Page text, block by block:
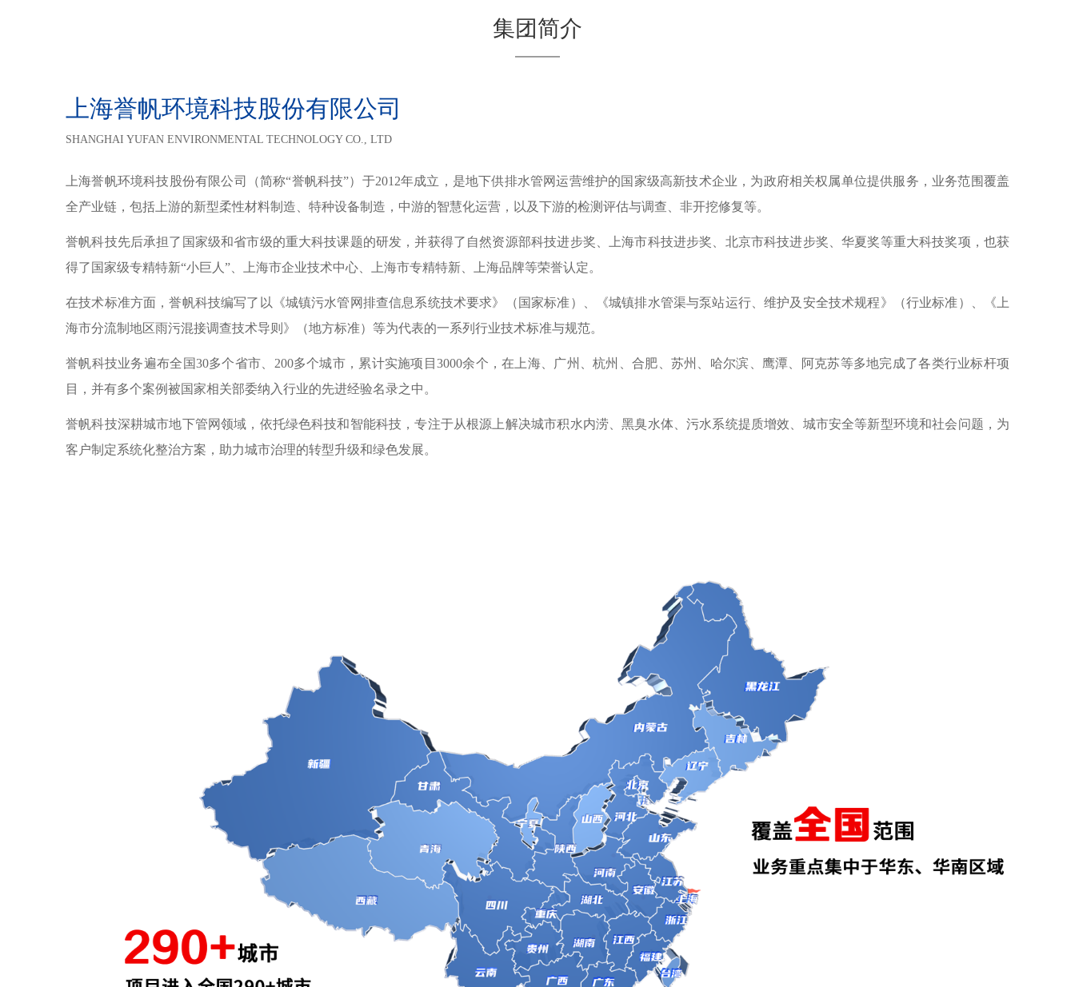
集团简介
——
上海誉帆环境科技股份有限公司
SHANGHAI YUFAN ENVIRONMENTAL TECHNOLOGY CO., LTD
上海誉帆环境科技股份有限公司（简称“誉帆科技”）于2012年成立，是地下供排水管网运营维护的国家级高新技术企业，为政府相关权属单位提供服务，业务范围覆盖
全产业链，包括上游的新型柔性材料制造、特种设备制造，中游的智慧化运营，以及下游的检测评估与调查、非开挖修复等。
誉帆科技先后承担了国家级和省市级的重大科技课题的研发，并获得了自然资源部科技进步奖、上海市科技进步奖、北京市科技进步奖、华夏奖等重大科技奖项，也获
得了国家级专精特新“小巨人”、上海市企业技术中心、上海市专精特新、上海品牌等荣誉认定。
在技术标准方面，誉帆科技编写了以《城镇污水管网排查信息系统技术要求》（国家标准）、《城镇排水管渠与泵站运行、维护及安全技术规程》（行业标准）、《上
海市分流制地区雨污混接调查技术导则》（地方标准）等为代表的一系列行业技术标准与规范。
誉帆科技业务遍布全国30多个省市、200多个城市，累计实施项目3000余个，在上海、广州、杭州、合肥、苏州、哈尔滨、鹰潭、阿克苏等多地完成了各类行业标杆项
目，并有多个案例被国家相关部委纳入行业的先进经验名录之中。
誉帆科技深耕城市地下管网领域，依托绿色科技和智能科技，专注于从根源上解决城市积水内涝、黑臭水体、污水系统提质增效、城市安全等新型环境和社会问题，为
客户制定系统化整治方案，助力城市治理的转型升级和绿色发展。